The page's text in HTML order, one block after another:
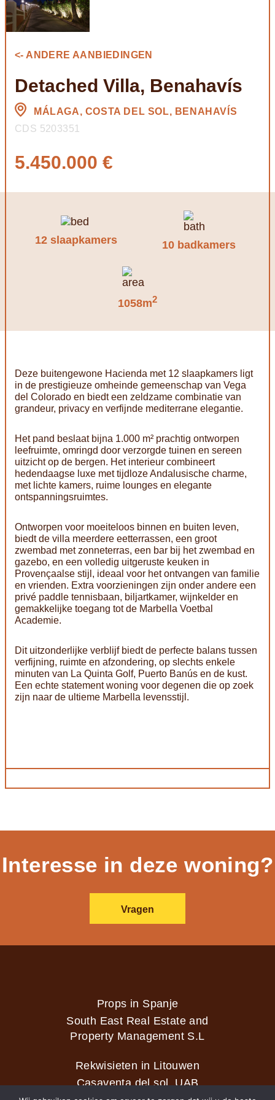
<- ANDERE AANBIEDINGEN
Detached Villa, Benahavís
MÁLAGA, COSTA DEL SOL, BENAHAVÍS
CDS 5203351
5.450.000 €
12 slaapkamers 10 badkamers
1058m2
Deze buitengewone Hacienda met 12 slaapkamers ligt
in de prestigieuze omheinde gemeenschap van Vega
del Colorado en biedt een zeldzame combinatie van
grandeur, privacy en verfijnde mediterrane elegantie.
Het pand beslaat bijna 1.000 m² prachtig ontworpen
leefruimte, omringd door verzorgde tuinen en sereen
uitzicht op de bergen. Het interieur combineert
hedendaagse luxe met tijdloze Andalusische charme,
met lichte kamers, ruime lounges en elegante
ontspanningsruimtes.
Ontworpen voor moeiteloos binnen en buiten leven,
biedt de villa meerdere eetterrassen, een groot
zwembad met zonneterras, een bar bij het zwembad en
gazebo, en een volledig uitgeruste keuken in
Provençaalse stijl, ideaal voor het ontvangen van familie
en vrienden. Extra voorzieningen zijn onder andere een
privé paddle tennisbaan, biljartkamer, wijnkelder en
gemakkelijke toegang tot de Marbella Voetbal
Academie.
Dit uitzonderlijke verblijf biedt de perfecte balans tussen
verfijning, ruimte en afzondering, op slechts enkele
minuten van La Quinta Golf, Puerto Banús en de kust.
Een echte statement woning voor degenen die op zoek
zijn naar de ultieme Marbella levensstijl.
Interesse in deze woning?
Vragen
Props in Spanje
South East Real Estate and
Property Management S.L
Rekwisieten in Litouwen
Casaventa del sol, UAB